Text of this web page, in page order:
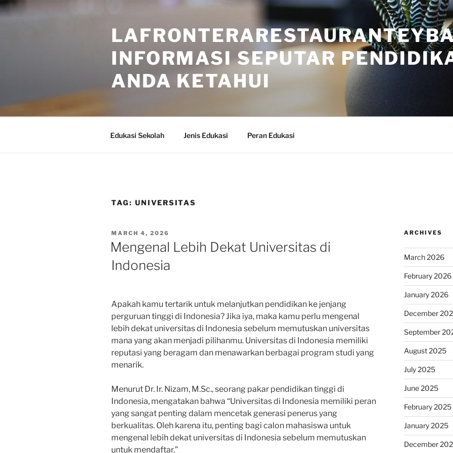
Skip
to
INFORMASI SEPUTAR
ANDA KETAHUI
Edukasi Sekolah Jenis Edukasi Peran Edukasi
TAG: UNIVERSITAS
POSTED
ON
MARCH 4, 2026
Mengenal Lebih Dekat Universitas di
Indonesia
Apakah kamu tertarik untuk melanjutkan pendidikan ke jenjang
perguruan tinggi di Indonesia? Jika iya, maka kamu perlu mengenal
lebih dekat universitas di Indonesia sebelum memutuskan universitas
mana yang akan menjadi pilihanmu. Universitas di Indonesia memiliki
reputasi yang beragam dan menawarkan berbagai program studi yang
menarik.
Menurut Dr. Ir. Nizam, M.Sc., seorang pakar pendidikan tinggi di
Indonesia, mengatakan bahwa “Universitas di Indonesia memiliki peran
yang sangat penting dalam mencetak generasi penerus yang
berkualitas. Oleh karena itu, penting bagi calon mahasiswa untuk
mengenal lebih dekat universitas di Indonesia sebelum memutuskan
untuk mendaftar.”
ARCHIVES
March 2026
February 2026
January 2026
December
September
August 2025
July 2025
June 2025
February 2025
January 2025
December